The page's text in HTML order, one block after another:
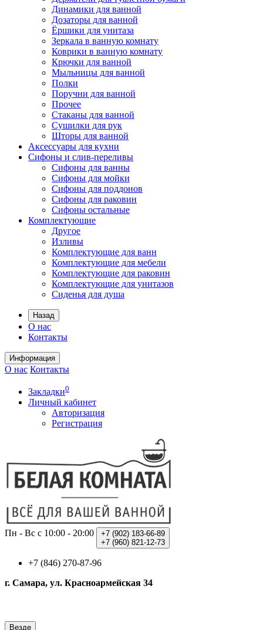
Динамики для ванной
Дозаторы для ванной
Ёршики для унитаза
Зеркала в ванную комнату
Коврики в ванную комнату
Крючки для ванной
Мыльницы для ванной
Полки
Поручни для ванной
Прочее
Стаканы для ванной
Сушилки для рук
Шторы для ванной
Аксессуары для кухни
Сифоны и слив-переливы
Сифоны для ванны
Сифоны для мойки
Сифоны для поддонов
Сифоны для раковин
Сифоны остальные
Комплектующие
Другое
Изливы
Комплектующие для ванн
Комплектующие для мебели
Комплектующие для раковин
Комплектующие для унитазов
Сиденья для душа
Назад
О нас
Контакты
Информация
О нас Контакты
Закладки0
Личный кабинет
Авторизация
Регистрация
Пн - Вс с 10:00 - 20:00 +7 (902) 183-66-89
+7 (960) 821-12-73
+7 (846) 270-87-96
г. Самара, ул. Красноармейская 34
Везде